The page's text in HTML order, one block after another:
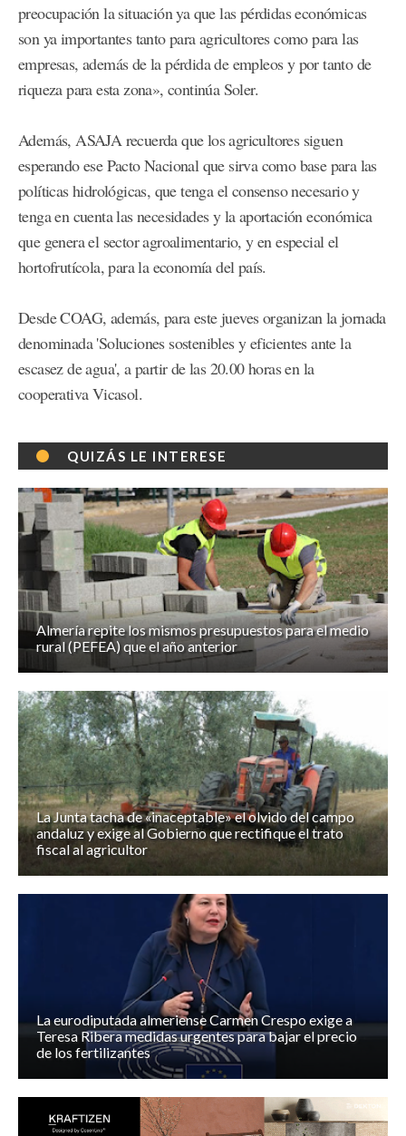
preocupación la situación ya que las pérdidas económicas
son ya importantes tanto para agricultores como para las
empresas, además de la pérdida de empleos y por tanto de
riqueza para esta zona», continúa Soler.
Además, ASAJA recuerda que los agricultores siguen
esperando ese Pacto Nacional que sirva como base para las
políticas hidrológicas, que tenga el consenso necesario y
tenga en cuenta las necesidades y la aportación económica
que genera el sector agroalimentario, y en especial el
hortofrutícola, para la economía del país.
Desde COAG, además, para este jueves organizan la jornada
denominada 'Soluciones sostenibles y eficientes ante la
escasez de agua', a partir de las 20.00 horas en la
cooperativa Vicasol.
QUIZÁS LE INTERESE
Almería repite los mismos presupuestos para el medio
rural (PEFEA) que el año anterior
La Junta tacha de «inaceptable» el olvido del campo
andaluz y exige al Gobierno que rectifique el trato
fiscal al agricultor
La eurodiputada almeriense Carmen Crespo exige a
Teresa Ribera medidas urgentes para bajar el precio
de los fertilizantes